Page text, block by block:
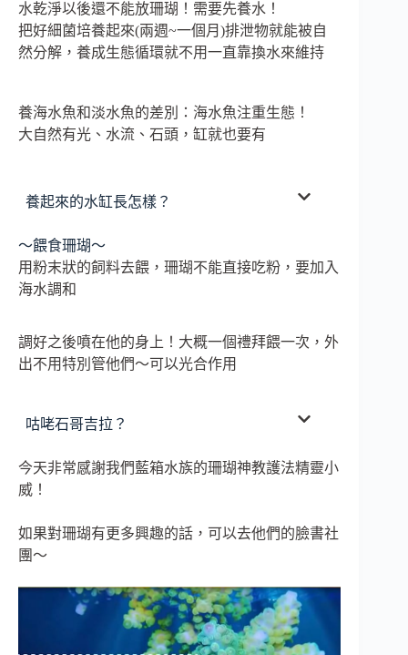
水乾淨以後還不能放珊瑚！需要先養水！
把好細菌培養起來(兩週~一個月)排泄物就能被自
然分解，養成生態循環就不用一直靠換水來維持
養海水魚和淡水魚的差別：海水魚注重生態！
大自然有光、水流、石頭，缸就也要有
養起來的水缸長怎樣？
～餵食珊瑚～
用粉末狀的飼料去餵，珊瑚不能直接吃粉，要加入
海水調和
調好之後噴在他的身上！大概一個禮拜餵一次，外
出不用特別管他們～可以光合作用
咕咾石哥吉拉？
今天非常感謝我們藍箱水族的珊瑚神教護法精靈小
威！
如果對珊瑚有更多興趣的話，可以去他們的臉書社
團～